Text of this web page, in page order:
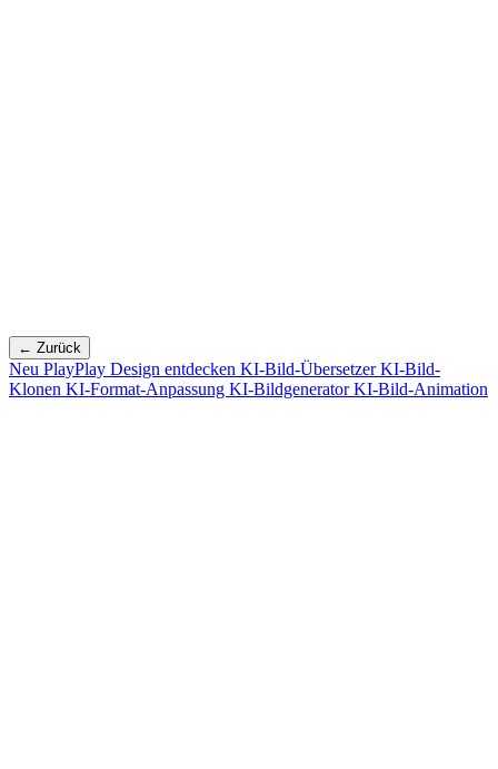
← Zurück
Neu PlayPlay Design entdecken KI-Bild-ÜbersetzerKI-Bild-
Klonen KI-Format-Anpassung KI-BildgeneratorKI-Bild-Animation